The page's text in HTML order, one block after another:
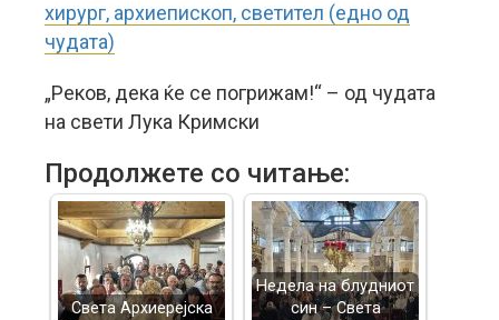
хирург, архиепископ, светител (едно од
чудата)
„Реков, дека ќе се погрижам!“ – од чудата
на свети Лука Кримски
Продолжете со читање:
Света Архиерејска
Недела на блудниот
син – Света